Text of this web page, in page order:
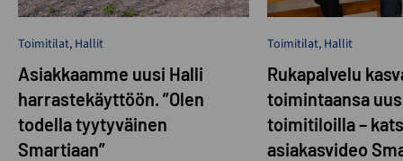
Toimitilat, Hallit
Asiakkaamme uusi Halli
harrastekäyttöön. ”Olen
todella tyytyväinen
Smartiaan”
Toimitilat, Hallit
Rukapalvelu
toimintaansa
toimitiloilla –
asiakasvideo